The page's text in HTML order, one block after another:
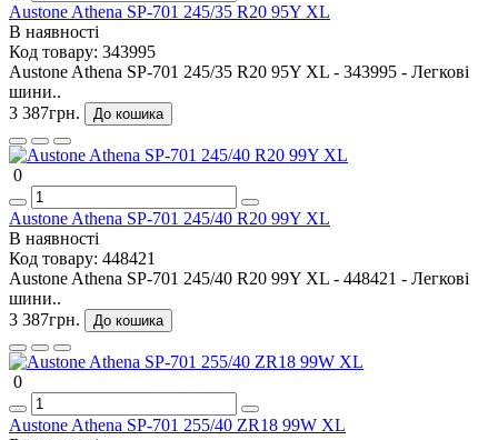
Austone Athena SP-701 245/35 R20 95Y XL
В наявності
Код товару: 343995
Austone Athena SP-701 245/35 R20 95Y XL - 343995 - Легкові
шини..
3 387грн.
До кошика
0
Austone Athena SP-701 245/40 R20 99Y XL
В наявності
Код товару: 448421
Austone Athena SP-701 245/40 R20 99Y XL - 448421 - Легкові
шини..
3 387грн.
До кошика
0
Austone Athena SP-701 255/40 ZR18 99W XL